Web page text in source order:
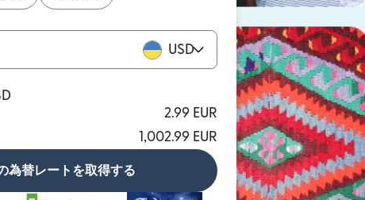
USD
2.99 EUR
1,002.99 EUR
為替レートを取得する